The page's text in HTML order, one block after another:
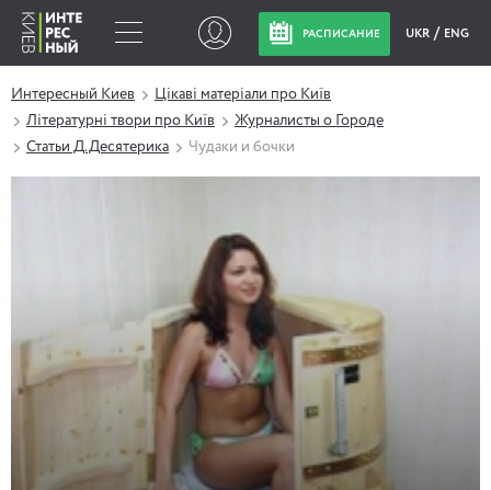
РАСПИСАНИЕ UKR ENG
Интересный Киев
Цікаві матеріали про Київ
Літературні твори про Київ
Журналисты о Городе
Статьи Д.Десятерика
Чудаки и бочки